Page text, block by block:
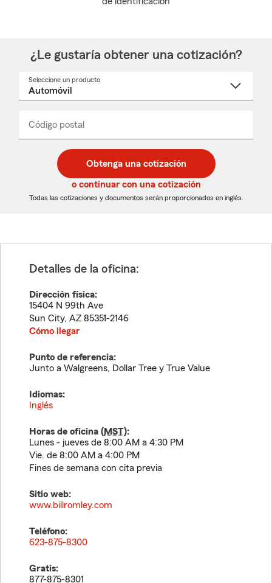
¿Le gustaría obtener una cotización?
Seleccione un producto
desplegable
Código postal
de
5
dígitos
de
5
dígitos
_____
Obtenga una cotización
o continuar con una cotización
Todas las cotizaciones y documentos serán proporcionados en inglés.
Detalles de la oficina:
Dirección física:
15404 N 99th Ave
Sun City, AZ 85351-2146
Cómo llegar
Punto de referencia:
Junto a Walgreens, Dollar Tree y True Value
Idiomas:
Inglés
Horas de oficina (MST):
Lunes - jueves de 8:00 AM a 4:30 PM
Vie. de 8:00 AM a 4:00 PM
Fines de semana con cita previa
Sitio web:
www.billromley.com
Teléfono:
623-875-8300
Gratis:
877-875-8301